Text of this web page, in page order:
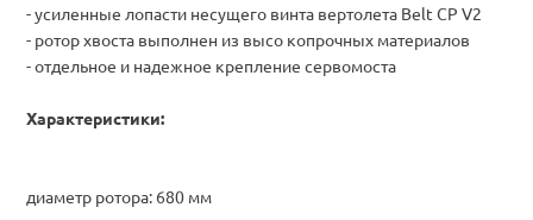
- усиленные лопасти несущего винта вертолета Belt CP V2
- ротор хвоста выполнен из высо копрочных материалов
- отдельное и надежное крепление сервомоста
Характеристики:
диаметр ротора: 680 мм